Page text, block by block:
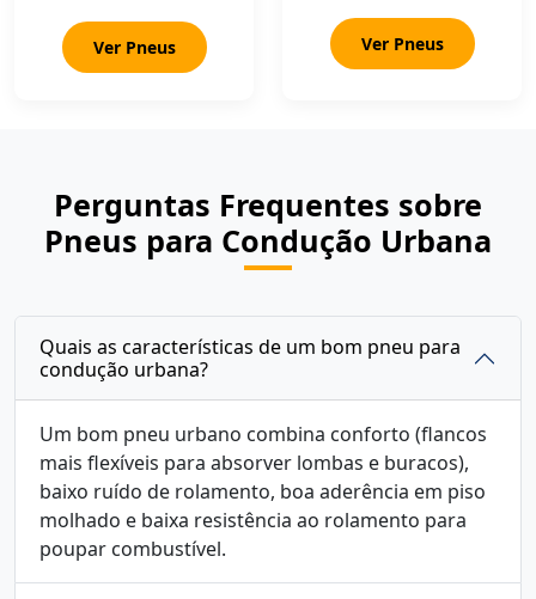
Ver Pneus Ver Pneus
Perguntas Frequentes sobre
Pneus para Condução Urbana
Quais as características de um bom pneu para
condução urbana?
Um bom pneu urbano combina conforto (flancos
mais flexíveis para absorver lombas e buracos),
baixo ruído de rolamento, boa aderência em piso
molhado e baixa resistência ao rolamento para
poupar combustível.